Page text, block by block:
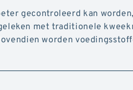
gecontroleerd kan
met traditionele
worden